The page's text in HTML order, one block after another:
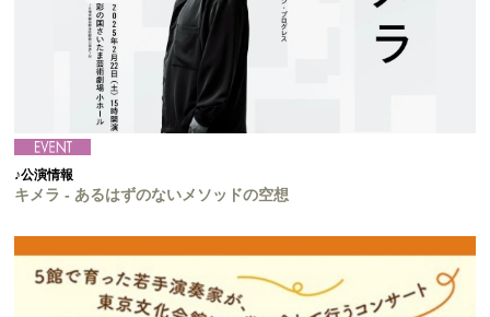
♪公演情報
キメラ - あるはずのないメソッドの空想